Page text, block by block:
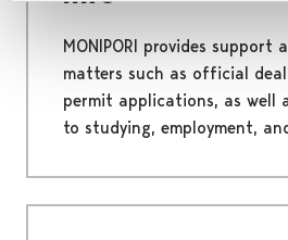
MONIPORI provides support
matters such as official
permit applications, as well
to studying, employment,